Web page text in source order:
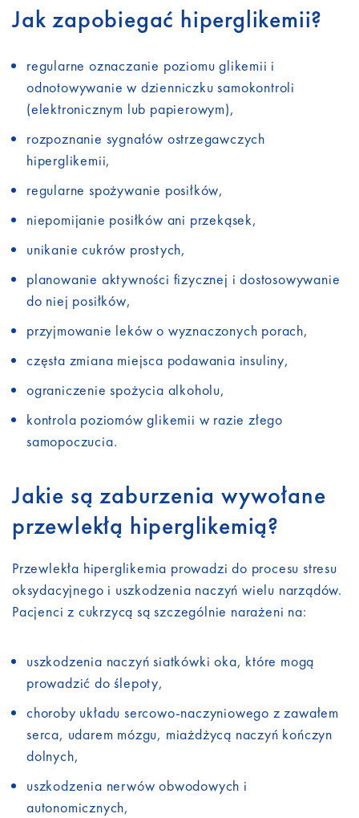
Jak zapobiegać hiperglikemii?
regularne oznaczanie poziomu glikemii i
odnotowywanie w dzienniczku samokontroli
(elektronicznym lub papierowym),
rozpoznanie sygnałów ostrzegawczych
hiperglikemii,
regularne spożywanie posiłków,
niepomijanie posiłków ani przekąsek,
unikanie cukrów prostych,
planowanie aktywności fizycznej i dostosowywanie
do niej posiłków,
przyjmowanie leków o wyznaczonych porach,
częsta zmiana miejsca podawania insuliny,
ograniczenie spożycia alkoholu,
kontrola poziomów glikemii w razie złego
samopoczucia.
Jakie są zaburzenia wywołane
przewlekłą hiperglikemią?
Przewlekła hiperglikemia prowadzi do procesu stresu
oksydacyjnego i uszkodzenia naczyń wielu narządów.
Pacjenci z cukrzycą są szczególnie narażeni na:
uszkodzenia naczyń siatkówki oka, które mogą
prowadzić do ślepoty,
choroby układu sercowo-naczyniowego z zawałem
serca, udarem mózgu, miażdżycą naczyń kończyn
dolnych,
uszkodzenia nerwów obwodowych i
autonomicznych,